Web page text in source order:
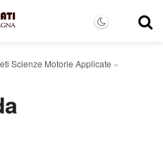
Scienze Motorie Applicate »